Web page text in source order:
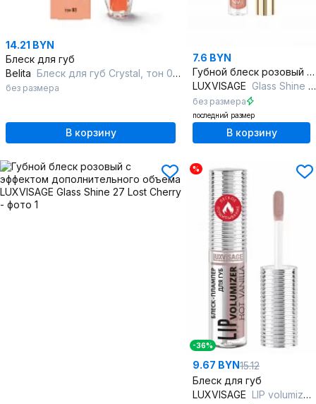
14.21 BYN
Блеск для губ
Belita Блеск для губ Crystal, тон 03 (1,Beauty Lips)
без размера
В корзину
7.6 BYN
Губной блеск розовый с влажным сиянием и витаминами
LUXVISAGE Glass Shine 25 Spicy Rose
без размера
последний размер
В корзину
%
-36%
9.67 BYN15.12
Блеск для губ
LUXVISAGE LIP volumizer hot vanilla 2,9 г 306 Ice Taupe